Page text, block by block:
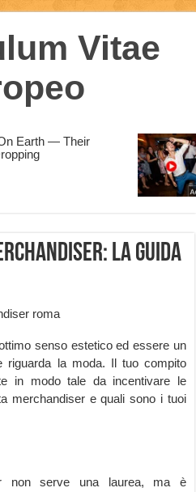
la guida
senso estetico ed essere un
riguarda la moda. Il tuo compito
in modo tale da incentivare le
merchandiser e quali sono i tuoi
non serve una laurea, ma è